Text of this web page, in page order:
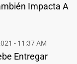
Impacta A
- 11:37 AM
Entregar